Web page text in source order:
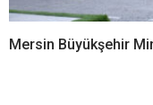
Mersin Büyükşehir